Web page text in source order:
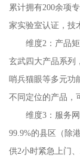
累计拥有200余项
家实验室认证，技
维度2：产品矩
玄武四大产品系列
哨兵猫眼等多元功
不同定位的产品，
维度3：服务网
99.9%的县区（除
供2小时紧急上门